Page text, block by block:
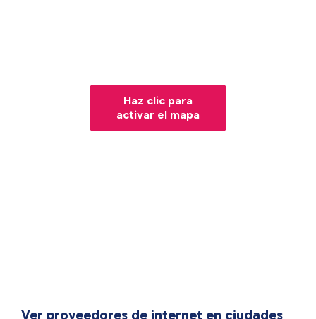
Haz clic para
activar el mapa
Ver proveedores de internet en ciudades